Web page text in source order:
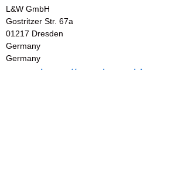
L&W GmbH
Gostritzer Str. 67a
01217 Dresden
Germany
Germany
https://qms.lw-gmbh.com